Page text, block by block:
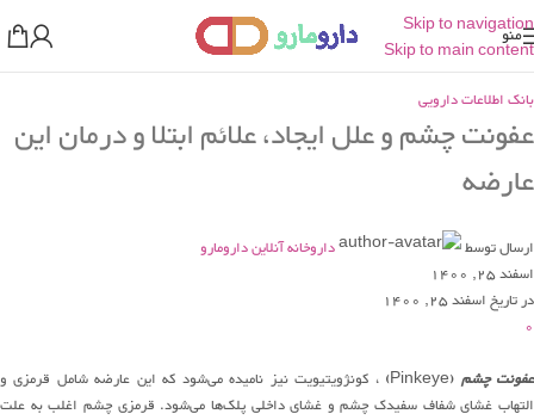
Skip to navigation
Skip to main content
منو
بانک اطلاعات دارویی
عفونت چشم و علل ایجاد، علائم ابتلا و درمان این
عارضه
ارسال توسط
داروخانه آنلاین دارومارو
اسفند 25, 1400
در تاریخ اسفند 25, 1400
0
عفونت چشم (Pinkeye)
، کونژویتیویت نیز نامیده می‌شود که این عارضه شامل قرمزی و
التهاب غشای شفاف سفیدک چشم و غشای داخلی پلک‌ها می‌شود. قرمزی چشم اغلب به علت